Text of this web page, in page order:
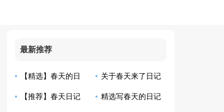
最新推荐
【精选】春天的日
记汇编八篇
关于春天来了日记
汇总10篇
【推荐】春天日记 精选写春天的日记